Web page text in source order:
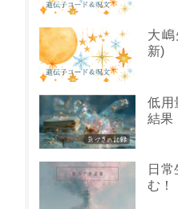
大
新)
低用
結果
日
む！